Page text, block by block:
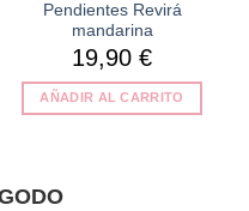
Pendientes Revirá
mandarina
19,90 €
AÑADIR AL CARRITO